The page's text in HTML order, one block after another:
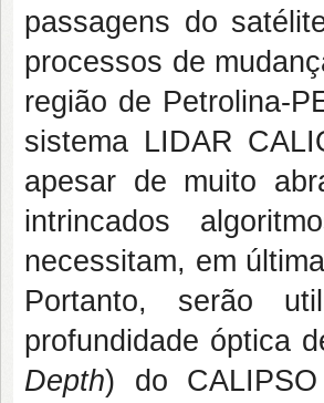
passagens do
processos de
região de Petrolina-
sistema LIDAR
apesar de muito
intrincados
necessitam, em
Portanto, serão
profundidade óptica
Depth) do